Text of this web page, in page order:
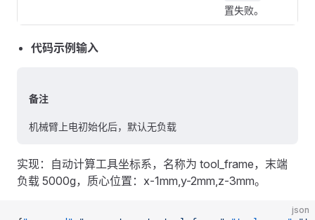
置失败。
代码示例输入
备注
机械臂上电初始化后，默认无负载
实现：自动计算工具坐标系，名称为 tool_frame，末端
负载 5000g，质心位置：x-1mm,y-2mm,z-3mm。
json